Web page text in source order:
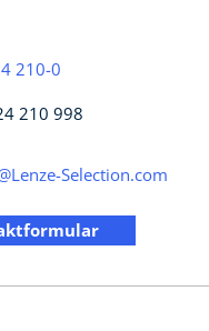
210-0
210 998
Selection.com